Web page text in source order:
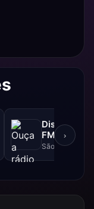
Disney -
FM
São Paulo, SP
›